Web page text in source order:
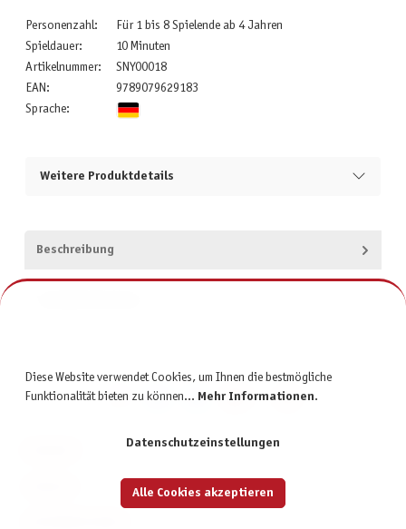
Personenzahl:
Für 1 bis 8 Spielende ab 4 Jahren
Spieldauer:
10 Minuten
Artikelnummer:
SNY00018
EAN:
9789079629183
Sprache:
Weitere Produktdetails
Beschreibung
Diese Website verwendet Cookies, um Ihnen die bestmögliche
Funktionalität bieten zu können... Mehr Informationen.
Datenschutzeinstellungen
Alle Cookies akzeptieren